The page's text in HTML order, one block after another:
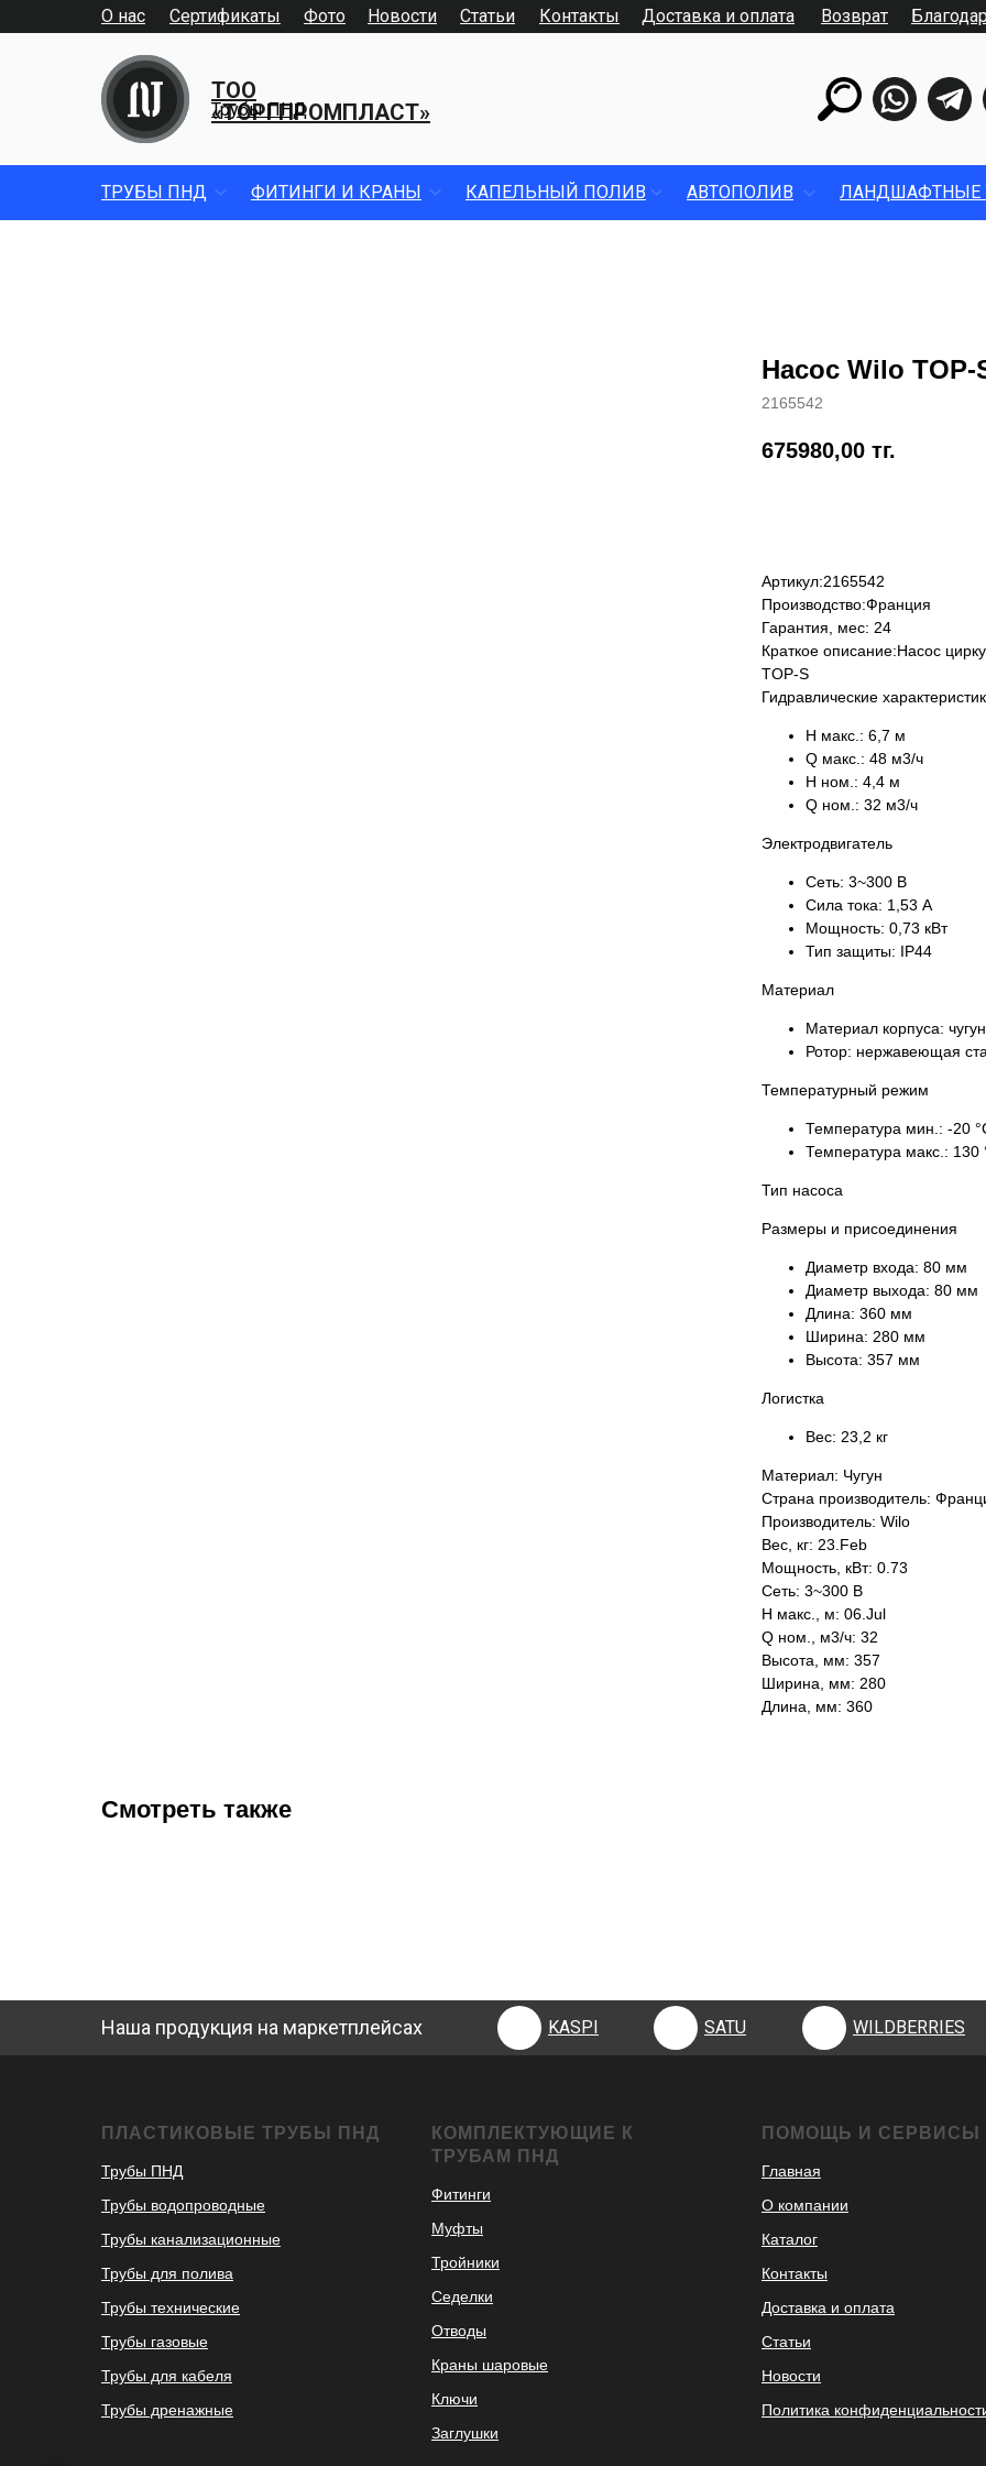
О нас Доставка и оплата
Контакты
Фото
Сертификаты Новости Статьи
ТОО
«ТОРГПРОМПЛАСТ»
Трубы ПНД
Возврат
ТРУБЫ ПНД ФИТИНГИ И КРАНЫ КАПЕЛЬНЫЙ ПОЛИВ АВТОПОЛИВ ЛАНДШАФТНЫЕ
Насос Wilo TOP-
2165542
675980,00 тг.
Артикул:2165542
Производство:Франция
Гарантия, мес: 24
Краткое описание:Насос
TOP-S
Гидравлические
H макс.: 6,7 м
Q макс.: 48 м3/ч
H ном.: 4,4 м
Q ном.: 32 м3/ч
Электродвигатель
Сеть: 3~300 В
Сила тока: 1,53 А
Мощность: 0,73 кВт
Тип защиты: IP44
Материал
Материал корпуса: чугун
Ротор: нержавеющая
Температурный режим
Температура мин.: -20
Температура макс.: 130
Тип насоса
Размеры и присоединения
Диаметр входа: 80 мм
Диаметр выхода: 80 мм
Длина: 360 мм
Ширина: 280 мм
Высота: 357 мм
Логистка
Вес: 23,2 кг
Материал: Чугун
Страна производитель:
Производитель: Wilo
Вес, кг: 23.Feb
Мощность, кВт: 0.73
Сеть: 3~300 В
H макс., м: 06.Jul
Q ном., м3/ч: 32
Высота, мм: 357
Ширина, мм: 280
Длина, мм: 360
Смотреть также
Наша продукция на маркетплейсах KASPI SATU WILDBERRIES
ПЛАСТИКОВЫЕ ТРУБЫ ПНД
Трубы ПНД
Трубы водопроводные
Трубы канализационные
Трубы для полива
Трубы технические
Трубы газовые
Трубы для кабеля
Трубы дренажные
КОМПЛЕКТУЮЩИЕ К
ТРУБАМ ПНД
Фитинги
Муфты
Тройники
Седелки
Отводы
Краны шаровые
Ключи
Заглушки
ПОМОЩЬ И СЕРВИСЫ
Главная
О компании
Каталог
Контакты
Доставка и оплата
Статьи
Новости
Политика